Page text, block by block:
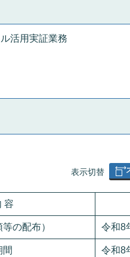
活用実証業務
表
の
表示切替
容
の配布） 令和8
間 令和8